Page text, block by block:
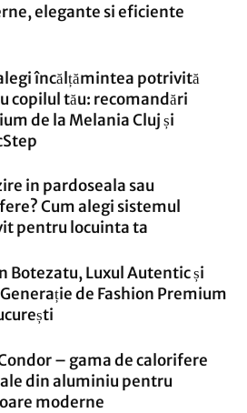
elegante si eficiente
încălțămintea potrivită
copilul tău: recomandări
de la Melania Cluj și
in pardoseala sau
Cum alegi sistemul
pentru locuinta ta
Botezatu, Luxul Autentic și
de Fashion Premium
– gama de calorifere
din aluminiu pentru
moderne